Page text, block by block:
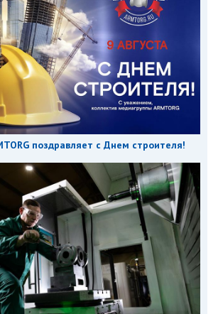
поздравляет с Днем строителя!